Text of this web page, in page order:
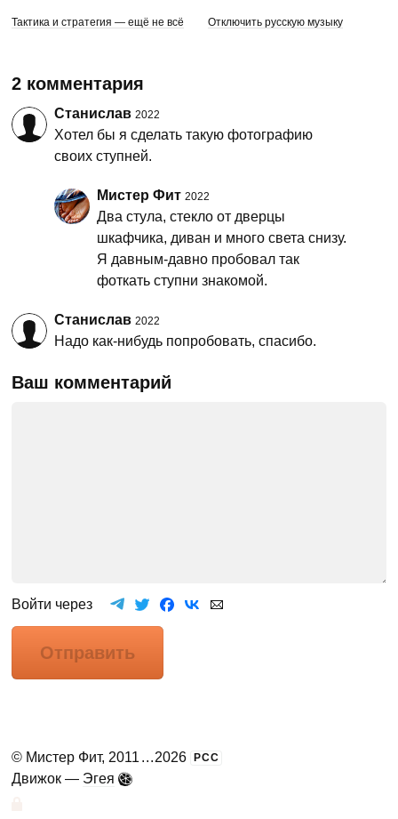
Тактика и стратегия — ещё не всё Отключить русскую музыку
2 комментария
Станислав 2022
Хотел бы я сделать такую фотографию
своих ступней.
Мистер Фит 2022
Два стула, стекло от дверцы
шкафчика, диван и много света снизу.
Я давным-давно пробовал так
фоткать ступни знакомой.
Станислав 2022
Надо как-нибудь попробовать, спасибо.
Ваш комментарий
Войти через
Отправить
© Мистер Фит, 2011 ...2026 РСС
Движок — Эгея